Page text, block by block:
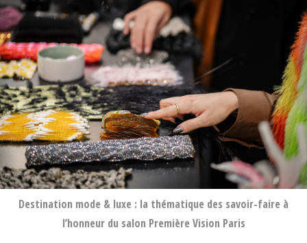
Destination mode & luxe : la thématique des savoir-faire à
l’honneur du salon Première Vision Paris